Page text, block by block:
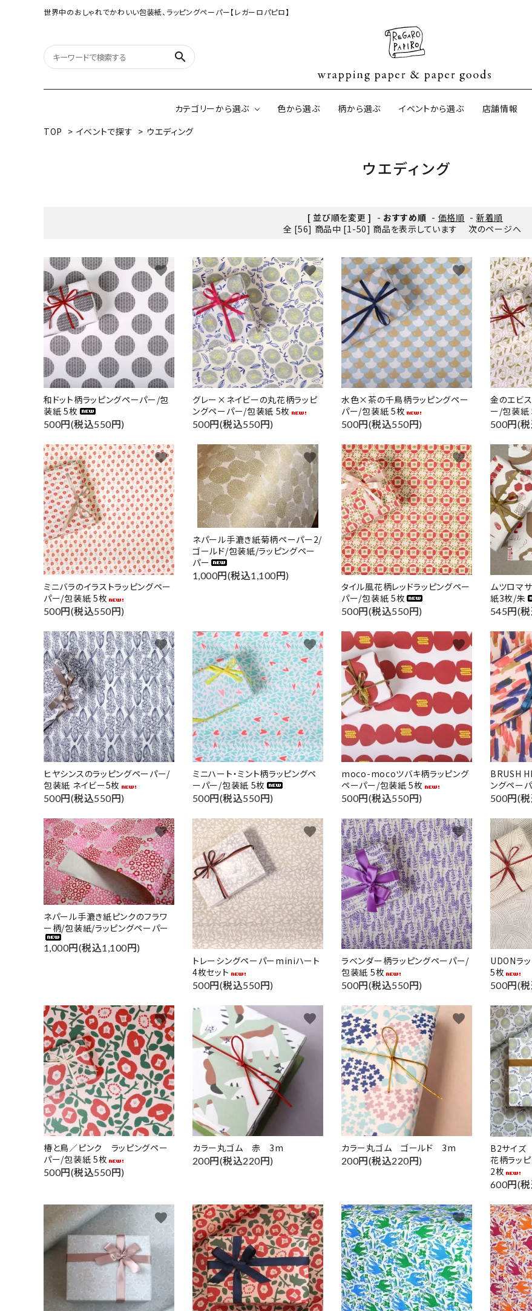
世界中のおしゃれでかわいい包装紙、ラッピングペーパー【レガーロパピロ】
search
カテゴリーから選ぶ
和紙の包装紙(CAGWA paper)
インドのハンドプリントコットン
イギリスのモダン包装紙 イギリスの
色から選ぶ 柄から選ぶ イベントから選ぶ 店舗情報
TOP > イベントで探す > ウエディング
ウエディング
[ 並び順を変更 ] - おすすめ順 - 価格順 - 新着順
全 [56] 商品中 [1-50] 商品を表示しています
次のページへ
和ドット柄ラッピングペーパー/包
装紙 5枚
500円(税込550円)
favorite
グレー×ネイビーの丸花柄ラッピ
ングペーパー/包装紙 5枚
500円(税込550円)
favorite
水色×茶の千鳥柄ラッピングペー
パー/包装紙 5枚
500円(税込550円)
favorite
金のエビ
ー/包装紙
500円(
ミニバラのイラストラッピングペー
パー/包装紙 5枚
500円(税込550円)
favorite
ネパール手漉き紙菊柄ペーパー2/
ゴールド/包装紙/ラッピングペー
パー
1,000円(税込1,100円)
favorite
タイル風花柄レッドラッピングペー
パー/包装紙 5枚
500円(税込550円)
favorite
ムツロマ
紙3枚/朱
545円(
ヒヤシンスのラッピングペーパー/
包装紙 ネイビー5枚
500円(税込550円)
favorite
ミニハート・ミント柄ラッピングペ
ーパー/包装紙 5枚
500円(税込550円)
favorite
moco-mocoツバキ柄ラッピング
ペーパー/包装紙 5枚
500円(税込550円)
favorite
BRUSH
ングペー
500円(
ネパール手漉き紙ピンクのフラワ
ー柄/包装紙/ラッピングペーパー
1,000円(税込1,100円)
favorite
トレーシングペーパーminiハート
4枚セット
500円(税込550円)
favorite
ラベンダー柄ラッピングペーパー/
包装紙 5枚
500円(税込550円)
favorite
UDONラ
5枚
500円(
椿と鳥／ピンク ラッピングペー
パー/包装紙 5枚
500円(税込550円)
favorite
カラー丸ゴム 赤 3m
200円(税込220円)
favorite
カラー丸ゴム ゴールド 3m
200円(税込220円)
favorite
B2サイズ
花柄ラッ
2枚
600円(
favorite favorite favorite
キーワード
カテゴリー
検索する